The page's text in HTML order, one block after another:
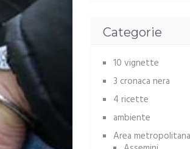
Categorie
10 vignette
3 cronaca nera
4 ricette
ambiente
Area metropolitana